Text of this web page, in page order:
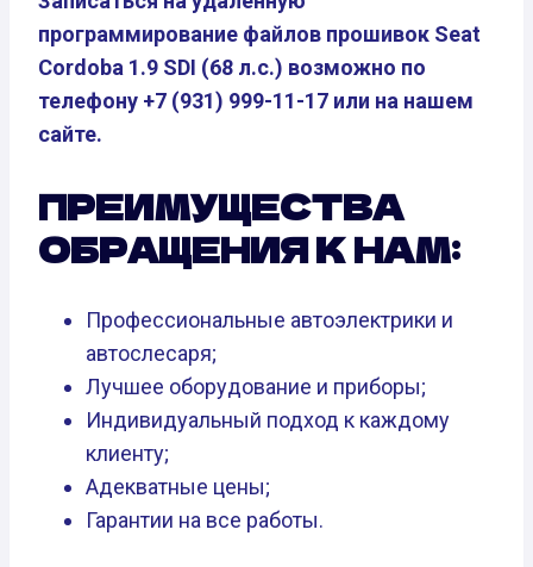
программирование файлов прошивок Seat
Cordoba 1.9 SDI (68 л.с.) возможно по
телефону +7 (931) 999-11-17 или на нашем
сайте.
ПРЕИМУЩЕСТВА
ОБРАЩЕНИЯ К НАМ:
Профессиональные автоэлектрики и
автослесаря;
Лучшее оборудование и приборы;
Индивидуальный подход к каждому
клиенту;
Адекватные цены;
Гарантии на все работы.